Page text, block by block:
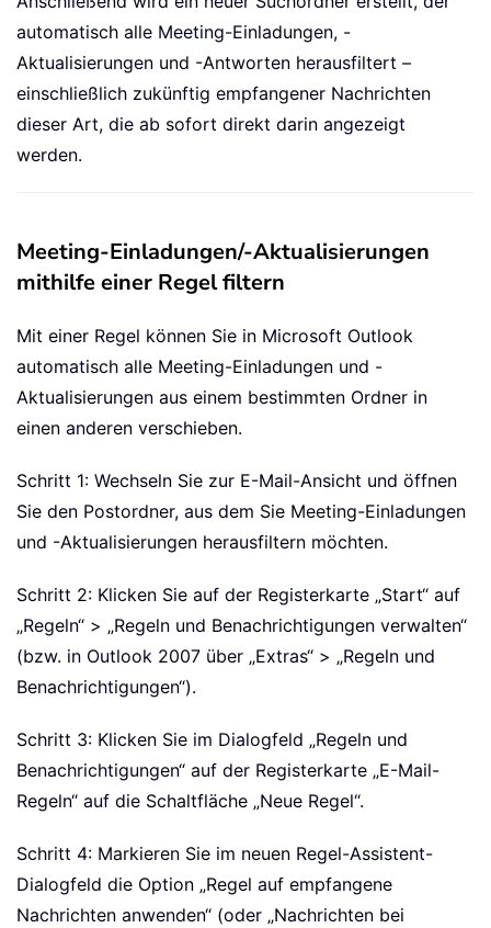
automatisch alle Meeting-Einladungen, -
Aktualisierungen und -Antworten herausfiltert –
einschließlich zukünftig empfangener Nachrichten
dieser Art, die ab sofort direkt darin angezeigt
werden.
Meeting-Einladungen/-Aktualisierungen
mithilfe einer Regel filtern
Mit einer Regel können Sie in Microsoft Outlook
automatisch alle Meeting-Einladungen und -
Aktualisierungen aus einem bestimmten Ordner in
einen anderen verschieben.
Schritt 1: Wechseln Sie zur E-Mail-Ansicht und öffnen
Sie den Postordner, aus dem Sie Meeting-Einladungen
und -Aktualisierungen herausfiltern möchten.
Schritt 2: Klicken Sie auf der Registerkarte „Start“ auf
„Regeln“ > „Regeln und Benachrichtigungen verwalten“
(bzw. in Outlook 2007 über „Extras“ > „Regeln und
Benachrichtigungen“).
Schritt 3: Klicken Sie im Dialogfeld „Regeln und
Benachrichtigungen“ auf der Registerkarte „E-Mail-
Regeln“ auf die Schaltfläche „Neue Regel“.
Schritt 4: Markieren Sie im neuen Regel-Assistent-
Dialogfeld die Option „Regel auf empfangene
Nachrichten anwenden“ (oder „Nachrichten bei